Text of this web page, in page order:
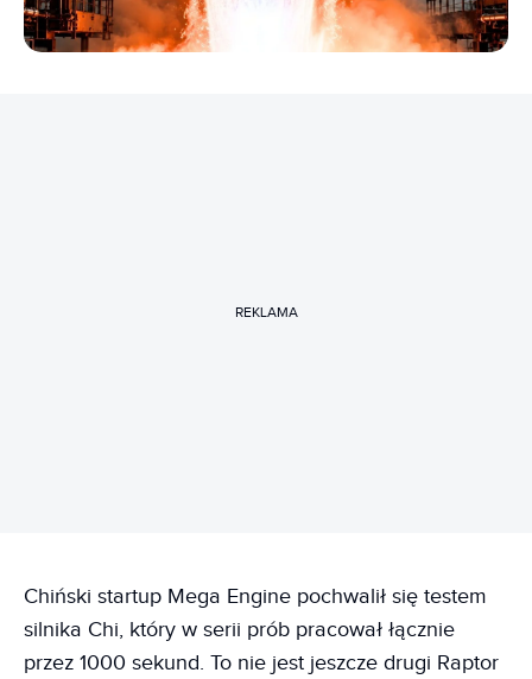
REKLAMA
Chiński startup Mega Engine pochwalił się testem
silnika Chi, który w serii prób pracował łącznie
przez 1000 sekund. To nie jest jeszcze drugi Raptor